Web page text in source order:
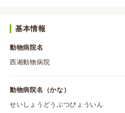
基本情報
動物病院名
西湘動物病院
動物病院名（かな）
せいしょうどうぶつびょういん